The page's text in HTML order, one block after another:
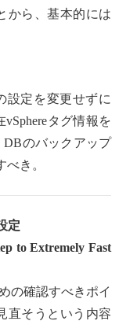
から、基本的には
設定を変更せずに
タグ情報を
のバックアップ
き。
定
to Extremely Fast
の確認すべきポイ
直そうという内容